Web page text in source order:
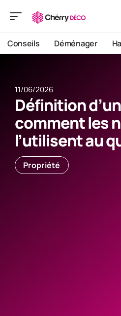
Conseils Déménager
11/06/2026
Définition
comment les
l’utilisent au
Propriété